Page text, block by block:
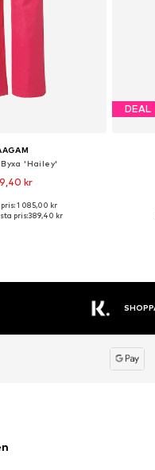
'Hailey'
kr
storlekar: 34
1 085,00 kr
pris:389,40 kr
DEAL